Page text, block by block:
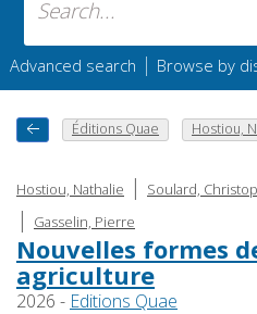
Advanced search | Browse by
Éditions Quae Hostiou,
Hostiou, Nathalie | Soulard,
| Gasselin, Pierre
Nouvelles formes
agriculture
2026 - Editions Quae